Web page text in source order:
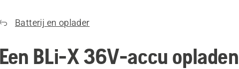
Batterij en oplader
Een BLi-X 36V-accu opladen